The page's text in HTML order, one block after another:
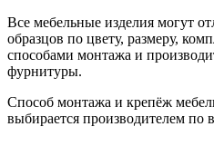
Все мебельные изделия могут
образцов по цвету, размеру,
способами монтажа и
фурнитуры.
Способ монтажа и крепёж
выбирается производителем по